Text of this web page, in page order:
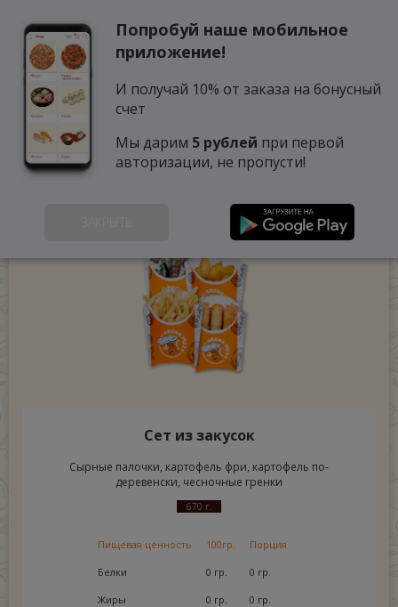
Сет из закусок
Сырные палочки, картофель фри, картофель по-
деревенски, чесночные гренки
670 г.
Пищевая ценность 100гр. Порция
Белки 0 гр. 0 гр.
Жиры 0 гр. 0 гр.
Попробуй наше мобильное
приложение!
И получай 10% от заказа на бонусный
счет
Мы дарим 5 рублей при первой
авторизации, не пропусти!